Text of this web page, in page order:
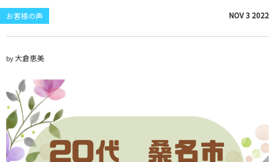
お客様の声 NOV3 2022
by大倉恵美